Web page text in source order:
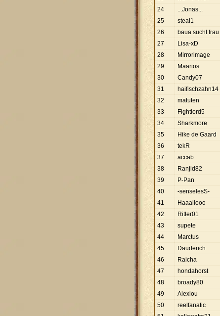
24
...Jonas...
25
steal1
26
baua sucht frau
27
Lisa-xD
28
Mirrorimage
29
Maarios
30
Candy07
31
haifischzahn14
32
matuten
33
Fightlord5
34
Sharkmore
35
Hike de Gaard
36
tekR
37
accab
38
Ranjid82
39
P-Pan
40
-senselesS-
41
Haaallooo
42
Ritter01
43
supete
44
Marctus
45
Dauderich
46
Raicha
47
hondahorst
48
broady80
49
Alexiou
50
reelfanatic